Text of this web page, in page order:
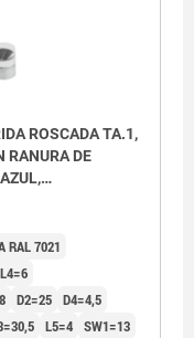
ROSCADA TA.1,
RANURA DE
RAL 7021
L4=6
D2=25 D4=4,5
L5=4 SW1=13